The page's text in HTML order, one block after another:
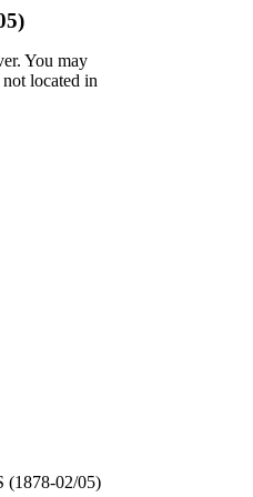
You may
located in
02/05)